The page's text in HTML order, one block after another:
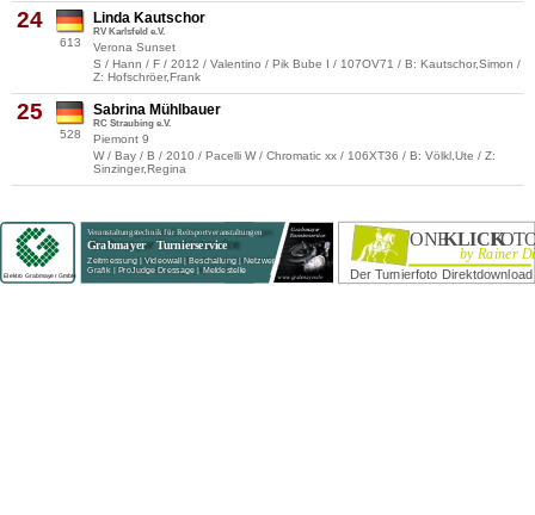
24
613
Linda Kautschor
RV Karlsfeld e.V.
Verona Sunset
S / Hann / F / 2012 / Valentino / Pik Bube I / 107OV71 / B: Kautschor,Simon /
Z: Hofschröer,Frank
25
528
Sabrina Mühlbauer
RC Straubing e.V.
Piemont 9
W / Bay / B / 2010 / Pacelli W / Chromatic xx / 106XT36 / B: Völkl,Ute / Z:
Sinzinger,Regina